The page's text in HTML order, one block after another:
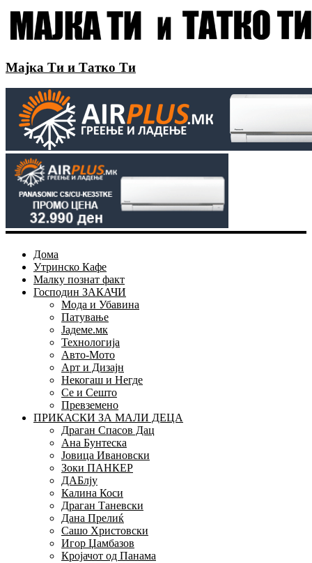
Мајка Ти и Татко Ти
Дома
Утринско Кафе
Малку познат факт
Господин ЗАКАЧИ
Мода и Убавина
Патување
Јадеме.мк
Технологија
Авто-Мото
Арт и Дизајн
Некогаш и Негде
Се и Сешто
Превземено
ПРИКАСКИ ЗА МАЛИ ДЕЦА
Драган Спасов Дац
Ана Бунтеска
Јовица Ивановски
Зоки ПАНКЕР
ДАБлју
Калина Коси
Драган Таневски
Дана Прелиќ
Сашо Христовски
Игор Џамбазов
Кројачот од Панама